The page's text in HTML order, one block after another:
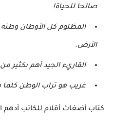
صالحا للحياة!
المظلوم كل الأوطان
الأرض.
القاريء الجيد أهم بكثير
غريب هو تراب الوطن كلما
كتاب أضغاث أقلام للكاتب